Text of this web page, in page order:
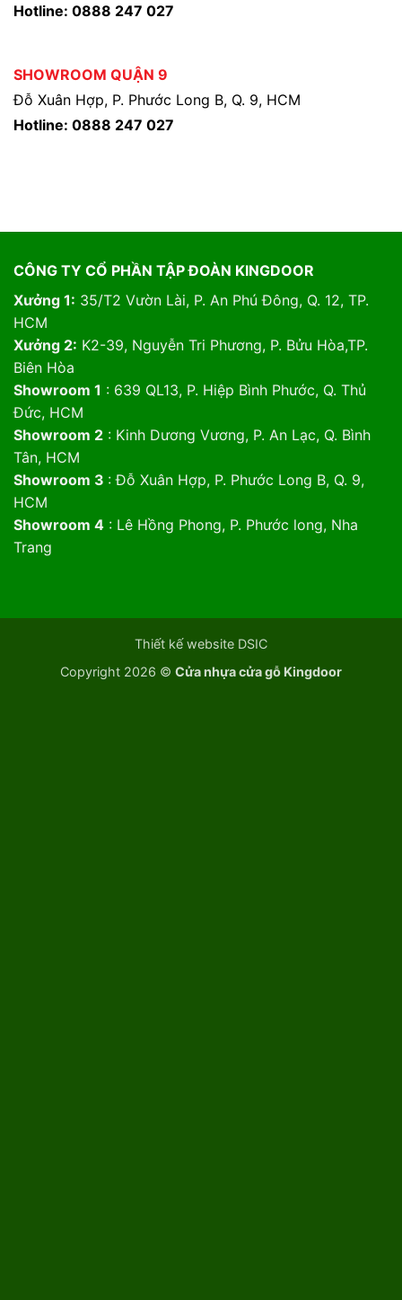
Hotline: 0888 247 027
SHOWROOM QUẬN 9
Đỗ Xuân Hợp, P. Phước Long B, Q. 9, HCM
Hotline: 0888 247 027
CÔNG TY CỔ PHẦN TẬP ĐOÀN KINGDOOR
Xưởng 1: 35/T2 Vườn Lài, P. An Phú Đông, Q. 12, TP.
HCM
Xưởng 2: K2-39, Nguyễn Tri Phương, P. Bửu Hòa,TP.
Biên Hòa
Showroom 1 : 639 QL13, P. Hiệp Bình Phước, Q. Thủ
Đức, HCM
Showroom 2: Kinh Dương Vương, P. An Lạc, Q. Bình
Tân, HCM
Showroom 3 : Đỗ Xuân Hợp, P. Phước Long B, Q. 9,
HCM
Showroom 4: Lê Hồng Phong, P. Phước long, Nha
Trang
Thiết kế website DSIC
Copyright 2026 © Cửa nhựa cửa gỗ Kingdoor